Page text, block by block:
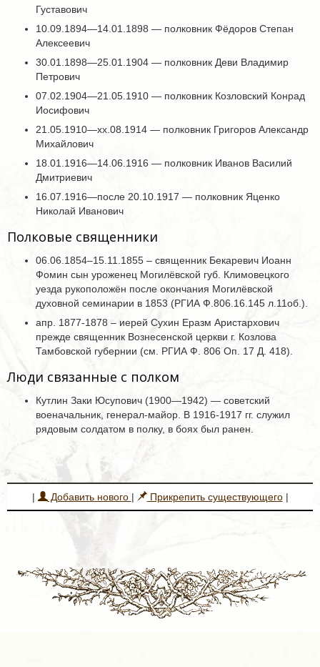
Густавович
10.09.1894—14.01.1898 — полковник Фёдоров Степан
Алексеевич
30.01.1898—25.01.1904 — полковник Деви Владимир
Петрович
07.02.1904—21.05.1910 — полковник Козловский Конрад
Иосифович
21.05.1910—хх.08.1914 — полковник Григоров Александр
Михайлович
18.01.1916—14.06.1916 — полковник Иванов Василий
Дмитриевич
16.07.1916—после 20.10.1917 — полковник Яценко
Николай Иванович
Полковые священники
06.06.1854–15.11.1855 – священник Бекаревич Иоанн
Фомин сын уроженец Могилёвской губ. Климовецкого
уезда рукоположён после окончания Могилёвской
духовной семинарии в 1853 (РГИА Ф.806.16.145 л.11об.).
апр. 1877-1878 – иерей Сухин Еразм Аристархович
прежде священник Вознесенской церкви г. Козлова
Тамбовской губернии (см. РГИА Ф. 806 Оп. 17 Д. 418).
Люди связанные с полком
Кутлин Заки Юсупович (1900—1942) — советский
военачальник, генерал-майор. В 1916-1917 гг. служил
рядовым солдатом в полку, в боях был ранен.
| Добавить нового | Прикрепить существующего|